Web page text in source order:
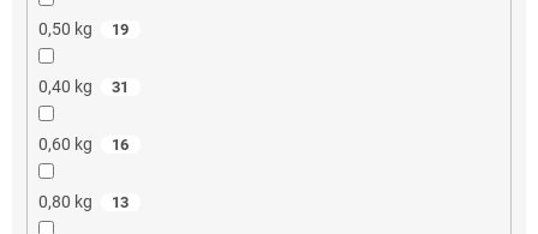
0,50 kg 19
0,40 kg 31
0,60 kg 16
0,80 kg 13